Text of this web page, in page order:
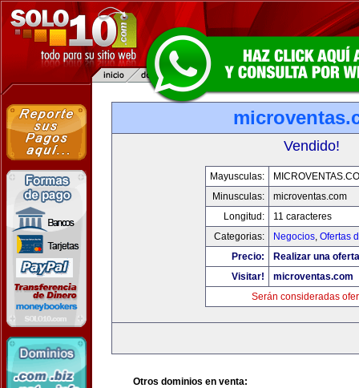
Vendido!
Mayusculas:
Minusculas:
microventas.com
Longitud:
11 caracteres
Categorias:
Negocios, Ofertas
Precio:
Realizar una
Visitar!
microventas.com
Serán consideradas
Otros dominios en venta: